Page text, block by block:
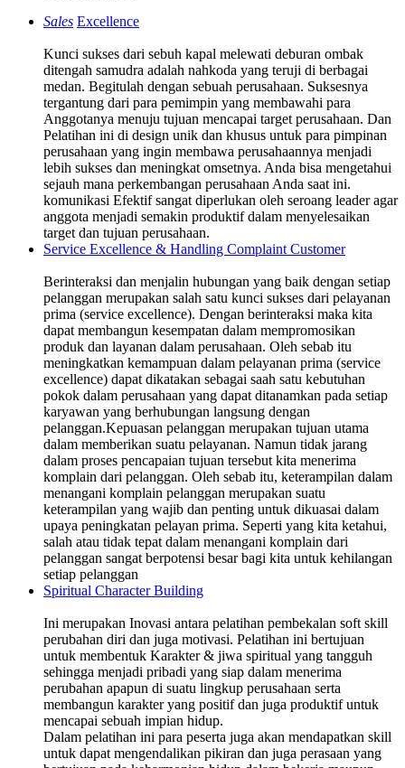
Sales Excellence
Kunci sukses dari sebuh kapal melewati deburan ombak
ditengah samudra adalah nahkoda yang teruji di berbagai
medan. Begitulah dengan sebuah perusahaan. Suksesnya
tergantung dari para pemimpin yang membawahi para
Anggotanya menuju tujuan mencapai target perusahaan. Dan
Pelatihan ini di design unik dan khusus untuk para pimpinan
perusahaan yang ingin membawa perusahaannya menjadi
lebih sukses dan meningkat omsetnya. Anda bisa mengetahui
sejauh mana perkembangan perusahaan Anda saat ini.
komunikasi Efektif sangat diperlukan oleh seroang leader agar
anggota menjadi semakin produktif dalam menyelesaikan
target dan tujuan perusahaan.
Service Excellence & Handling Complaint Customer
Berinteraksi dan menjalin hubungan yang baik dengan setiap
pelanggan merupakan salah satu kunci sukses dari pelayanan
prima (service excellence). Dengan berinteraksi maka kita
dapat membangun kesempatan dalam mempromosikan
produk dan layanan dalam perusahaan. Oleh sebab itu
meningkatkan kemampuan dalam pelayanan prima (service
excellence) dapat dikatakan sebagai saah satu kebutuhan
pokok dalam perusahaan yang dapat ditanamkan pada setiap
karyawan yang berhubungan langsung dengan
pelanggan.Kepuasan pelanggan merupakan tujuan utama
dalam memberikan suatu pelayanan. Namun tidak jarang
dalam proses pencapaian tujuan tersebut kita menerima
komplain dari pelanggan. Oleh sebab itu, keterampilan dalam
menangani komplain pelanggan merupakan suatu
keterampilan yang wajib dan penting untuk dikuasai dalam
upaya peningkatan pelayan prima. Seperti yang kita ketahui,
salah atau tidak tepat dalam menangani komplain dari
pelanggan sangat berpotensi besar bagi kita untuk kehilangan
setiap pelanggan
Spiritual Character Building
Ini merupakan Inovasi antara pelatihan pembekalan soft skill
perubahan diri dan juga motivasi. Pelatihan ini bertujuan
untuk membentuk Karakter & jiwa spiritual yang tangguh
sehingga menjadi pribadi yang siap dalam menerima
perubahan apapun di suatu lingkup perusahaan serta
membangun karakter yang positif dan juga produktif untuk
mencapai sebuah impian hidup.
Dalam pelatihan ini para peserta juga akan mendapatkan skill
untuk dapat mengendalikan pikiran dan juga perasaan yang